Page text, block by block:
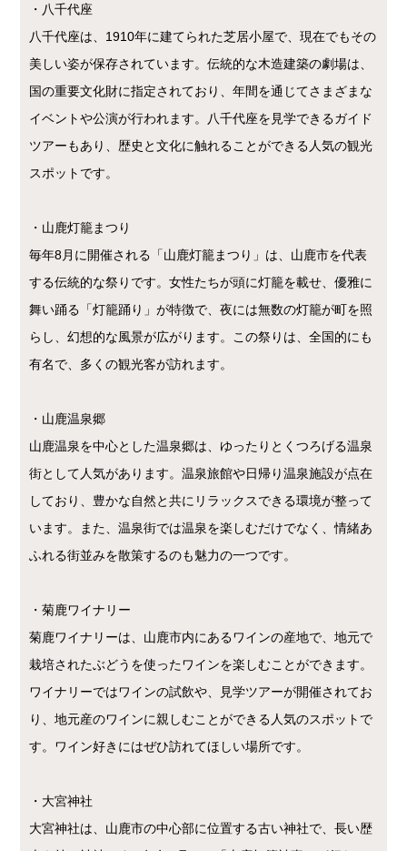
・八千代座
八千代座は、1910年に建てられた芝居小屋で、現在でもその
美しい姿が保存されています。伝統的な木造建築の劇場は、
国の重要文化財に指定されており、年間を通じてさまざまな
イベントや公演が行われます。八千代座を見学できるガイド
ツアーもあり、歴史と文化に触れることができる人気の観光
スポットです。
・山鹿灯籠まつり
毎年8月に開催される「山鹿灯籠まつり」は、山鹿市を代表
する伝統的な祭りです。女性たちが頭に灯籠を載せ、優雅に
舞い踊る「灯籠踊り」が特徴で、夜には無数の灯籠が町を照
らし、幻想的な風景が広がります。この祭りは、全国的にも
有名で、多くの観光客が訪れます。
・山鹿温泉郷
山鹿温泉を中心とした温泉郷は、ゆったりとくつろげる温泉
街として人気があります。温泉旅館や日帰り温泉施設が点在
しており、豊かな自然と共にリラックスできる環境が整って
います。また、温泉街では温泉を楽しむだけでなく、情緒あ
ふれる街並みを散策するのも魅力の一つです。
・菊鹿ワイナリー
菊鹿ワイナリーは、山鹿市内にあるワインの産地で、地元で
栽培されたぶどうを使ったワインを楽しむことができます。
ワイナリーではワインの試飲や、見学ツアーが開催されてお
り、地元産のワインに親しむことができる人気のスポットで
す。ワイン好きにはぜひ訪れてほしい場所です。
・大宮神社
大宮神社は、山鹿市の中心部に位置する古い神社で、長い歴